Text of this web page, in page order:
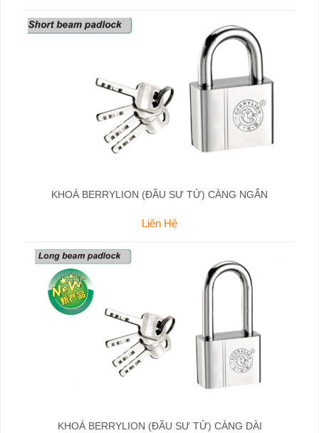
KHOÁ BERRYLION (ĐẦU SƯ TỬ) CÀNG NGẮN
Liên Hệ
KHOÁ BERRYLION (ĐẦU SƯ TỬ) CÀNG DÀI